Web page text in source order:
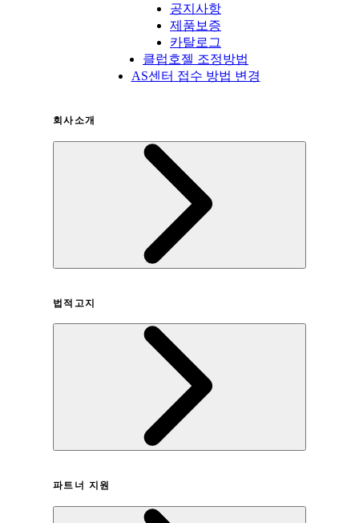
공지사항
제품보증
카탈로그
클럽호젤 조정방법
AS센터 접수 방법 변경
회사소개
법적고지
개인정보취급방침
파트너 지원